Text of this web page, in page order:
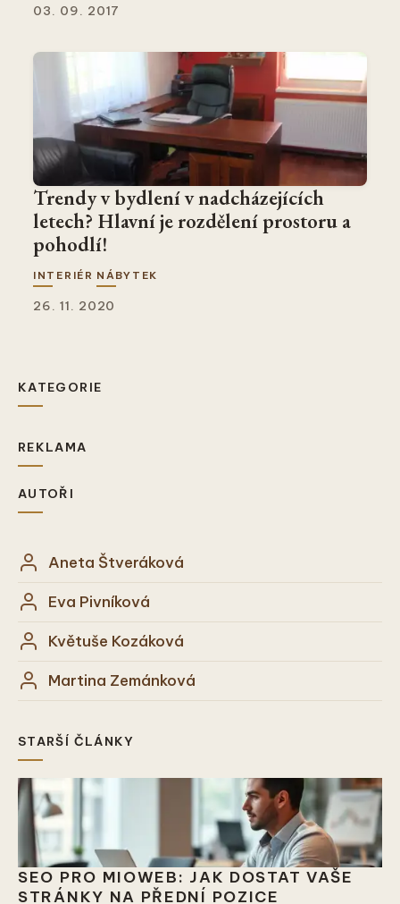
03. 09. 2017
Trendy v bydlení v nadcházejících
letech? Hlavní je rozdělení prostoru a
pohodlí!
INTERIÉR NÁBYTEK
26. 11. 2020
KATEGORIE
REKLAMA
AUTOŘI
Aneta Štveráková
Eva Pivníková
Květuše Kozáková
Martina Zemánková
STARŠÍ ČLÁNKY
SEO PRO MIOWEB: JAK DOSTAT VAŠE
STRÁNKY NA PŘEDNÍ POZICE